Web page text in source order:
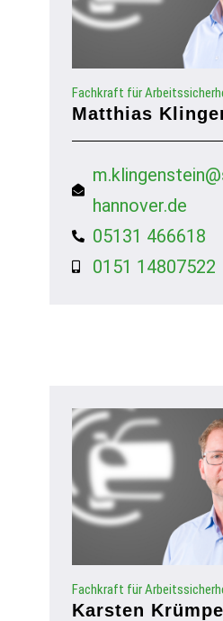
Fachkraft für
Matthias
hannover.de
05131 466618
0151 14807522
Fachkraft für
Karsten Krümpel